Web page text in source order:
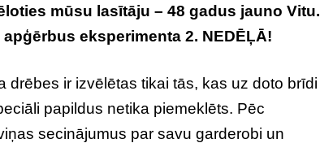
mūsu lasītāju – 48 gadus jauno Vitu.
eksperimenta 2. NEDĒĻĀ!
drēbes ir izvēlētas tikai tās, kas uz doto brīdi
papildus netika piemeklēts. Pēc
secinājumus par savu garderobi un